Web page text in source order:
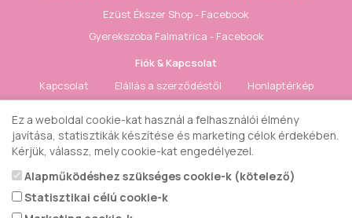
Ezüst Ékszer Shop - Facebook
Gyerekszoba Falmatrica - Facebook
Fiók & Kapcsolat
Kapcsolat
Elállás a szerződéstől
Honlaptérkép
Gyerek ékszer Shop © 2018 - ezüst gyerek ékszerek
Ez a weboldal cookie-kat használ a felhasználói élmény
javítása, statisztikák készítése és marketing célok érdekében.
Kérjük, válassz, mely cookie-kat engedélyezel.
Alapműködéshez szükséges cookie-k (kötelező)
Statisztikai célú cookie-k